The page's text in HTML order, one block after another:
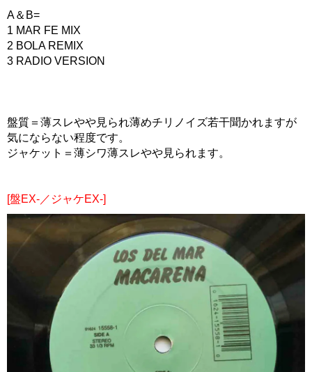
A＆B=
1 MAR FE MIX
2 BOLA REMIX
3 RADIO VERSION
盤質＝薄スレやや見られ薄めチリノイズ若干聞かれますが
気にならない程度です。
ジャケット＝薄シワ薄スレやや見られます。
[盤EX-／ジャケEX-]